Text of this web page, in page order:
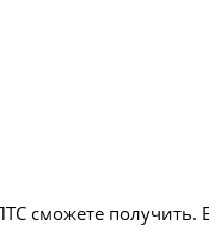
сможете получить.